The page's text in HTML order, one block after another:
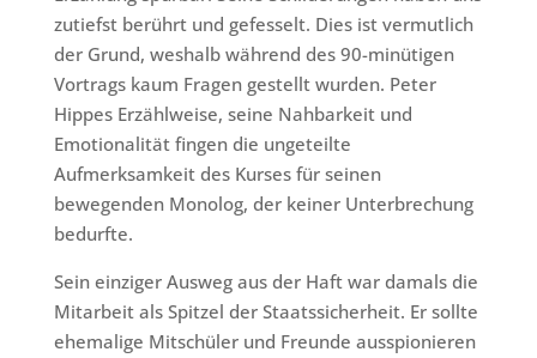
zutiefst berührt und gefesselt. Dies ist vermutlich
der Grund, weshalb während des 90-minütigen
Vortrags kaum Fragen gestellt wurden. Peter
Hippes Erzählweise, seine Nahbarkeit und
Emotionalität fingen die ungeteilte
Aufmerksamkeit des Kurses für seinen
bewegenden Monolog, der keiner Unterbrechung
bedurfte.
Sein einziger Ausweg aus der Haft war damals die
Mitarbeit als Spitzel der Staatssicherheit. Er sollte
ehemalige Mitschüler und Freunde ausspionieren